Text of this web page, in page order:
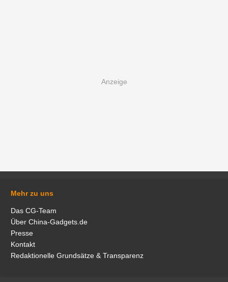
Mehr zu uns
Das CG-Team
Über China-Gadgets.de
Presse
Kontakt
Redaktionelle Grundsätze & Transparenz